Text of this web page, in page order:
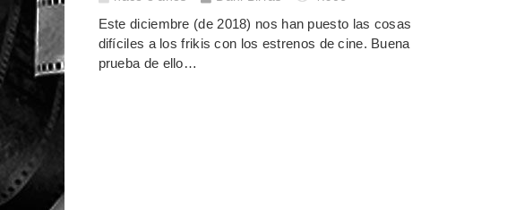
Este diciembre (de 2018) nos han puesto las cosas
difíciles a los frikis con los estrenos de cine. Buena
prueba de ello…